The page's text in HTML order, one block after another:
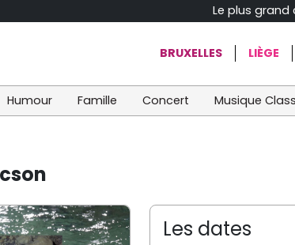
Le plus
BRUXELLES LIÈGE
Humour Famille Concert Musique
Les dates